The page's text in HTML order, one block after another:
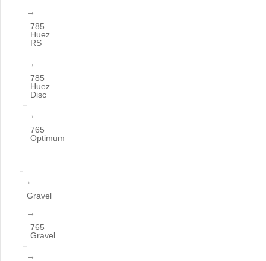
785
Huez
RS
785
Huez
Disc
765
Optimum
Gravel
765
Gravel